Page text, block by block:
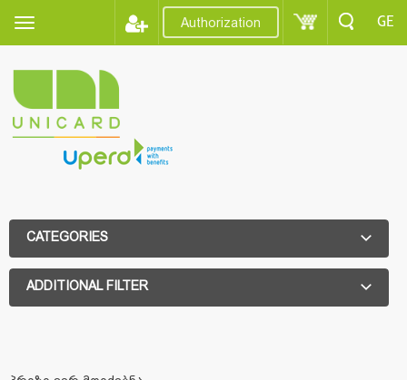
Authorization GE
CATEGORIES
ADDITIONAL FILTER